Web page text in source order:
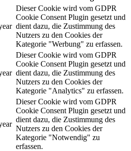
Dieser Cookie wird vom GDPR
Cookie Consent Plugin gesetzt und
dient dazu, die Zustimmung des
Nutzers zu den Cookies der
Kategorie "Werbung" zu erfassen.
Dieser Cookie wird vom GDPR
Cookie Consent Plugin gesetzt und
dient dazu, die Zustimmung des
Nutzers zu den Cookies der
Kategorie "Analytics" zu erfassen.
Dieser Cookie wird vom GDPR
Cookie Consent Plugin gesetzt und
dient dazu, die Zustimmung des
Nutzers zu den Cookies der
Kategorie "Notwendig" zu
erfassen.